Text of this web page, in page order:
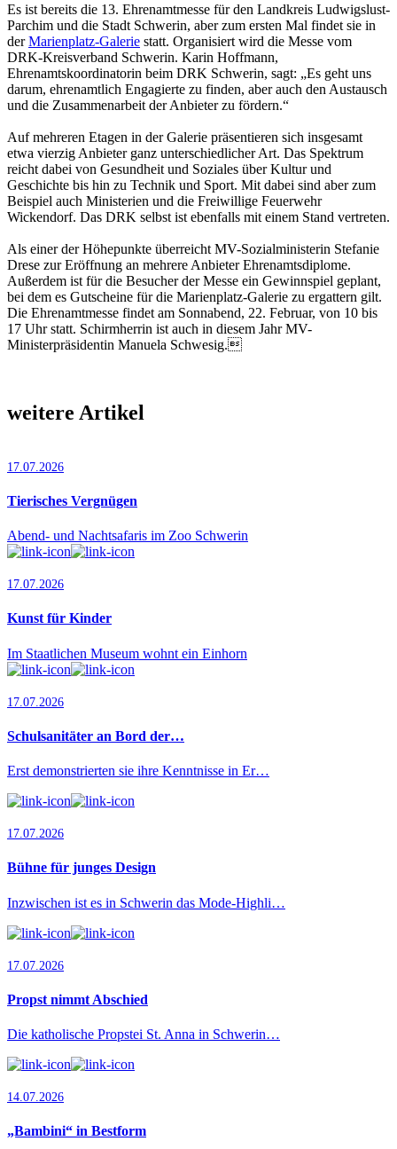
Es ist bereits die 13. Ehrenamtmesse für den Landkreis Ludwigslust-
Parchim und die Stadt Schwerin, aber zum ersten Mal findet sie in
derMarienplatz-Galerie statt. Organisiert wird die Messe vom
DRK-Kreisverband Schwerin. Karin Hoffmann,
Ehrenamtskoordinatorin beim DRK Schwerin, sagt: „Es geht uns
darum, ehrenamtlich Engagierte zu finden, aber auch den Austausch
und die Zusammenarbeit der Anbieter zu fördern.“
Auf mehreren Etagen in der Galerie präsentieren sich insgesamt
etwa vierzig Anbieter ganz unterschiedlicher Art. Das Spektrum
reicht dabei von Gesundheit und Soziales über Kultur und
Geschichte bis hin zu Technik und Sport. Mit dabei sind aber zum
Beispiel auch Ministerien und die Freiwillige Feuerwehr
Wickendorf. Das DRK selbst ist ebenfalls mit einem Stand vertreten.
Als einer der Höhepunkte überreicht MV-Sozialministerin Stefanie
Drese zur Eröffnung an mehrere Anbieter Ehrenamtsdiplome.
Außerdem ist für die Besucher der Messe ein Gewinnspiel geplant,
bei dem es Gutscheine für die Marienplatz-Galerie zu ergattern gilt.
Die Ehrenamtmesse findet am Sonnabend, 22. Februar, von 10 bis
17 Uhr statt. Schirmherrin ist auch in diesem Jahr MV-
Ministerpräsidentin Manuela Schwesig.
weitere Artikel
17.07.2026
Tierisches Vergnügen
Abend- und Nachtsafaris im Zoo Schwerin
17.07.2026
Kunst für Kinder
Im Staatlichen Museum wohnt ein Einhorn
17.07.2026
Schulsanitäter an Bord der…
Erst demonstrierten sie ihre Kenntnisse in Er…
17.07.2026
Bühne für junges Design
Inzwischen ist es in Schwerin das Mode-Highli…
17.07.2026
Propst nimmt Abschied
Die katholische Propstei St. Anna in Schwerin…
14.07.2026
„Bambini“ in Bestform